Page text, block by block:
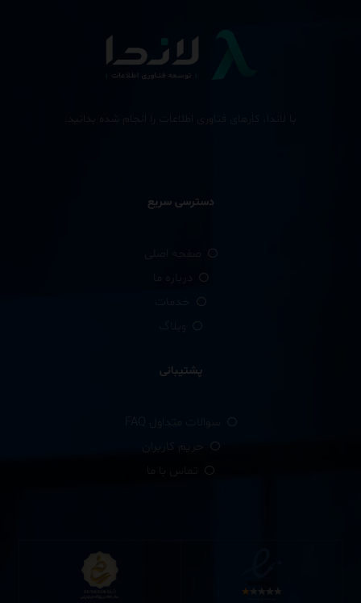
با لاندا، کارهای فناوری اطلاعات را انجام شده بدانید.
دسترسی سریع
صفحه اصلی
پشتیبانی
سوالات متداول FAQ
حریم کاربران